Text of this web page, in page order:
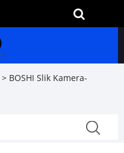
> BOSHI Slik Kamera-